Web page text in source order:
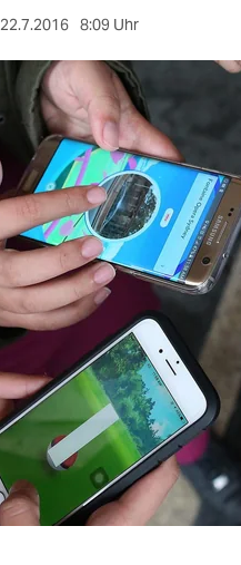
22.7.2016 8:09 Uhr